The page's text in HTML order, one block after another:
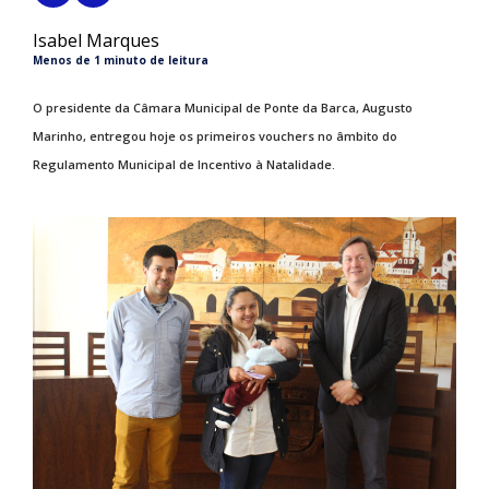
Isabel Marques
Menos de 1 minuto de leitura
O presidente da Câmara Municipal de Ponte da Barca, Augusto
Marinho, entregou hoje os primeiros vouchers no âmbito do
Regulamento Municipal de Incentivo à Natalidade.